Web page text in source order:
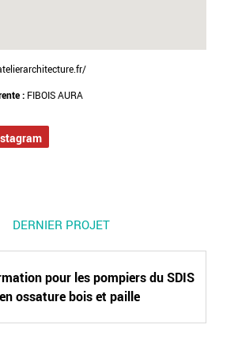
: FIBOIS AURA
DERNIER PROJET
pour les pompiers du SDIS
ossature bois et paille